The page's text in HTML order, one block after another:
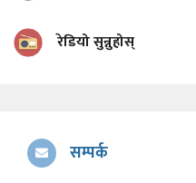
रेडियो सुन्नुहोस्
सम्पर्क